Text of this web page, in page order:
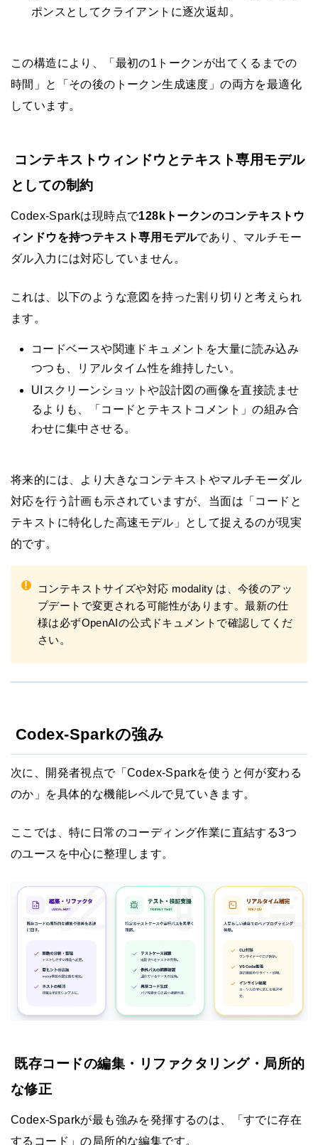
ポンスとしてクライアントに逐次返却。
この構造により、「最初の1トークンが出てくるまでの
時間」と「その後のトークン生成速度」の両方を最適化
しています。
コンテキストウィンドウとテキスト専用モデル
としての制約
Codex-Sparkは現時点で128kトークンのコンテキストウ
ィンドウを持つテキスト専用モデルであり、マルチモー
ダル入力には対応していません。
これは、以下のような意図を持った割り切りと考えられ
ます。
コードベースや関連ドキュメントを大量に読み込み
つつも、リアルタイム性を維持したい。
UIスクリーンショットや設計図の画像を直接読ませ
るよりも、「コードとテキストコメント」の組み合
わせに集中させる。
将来的には、より大きなコンテキストやマルチモーダル
対応を行う計画も示されていますが、当面は「コードと
テキストに特化した高速モデル」として捉えるのが現実
的です。
!
コンテキストサイズや対応 modality は、今後のアッ
プデートで変更される可能性があります。最新の仕
様は必ずOpenAIの公式ドキュメントで確認してくだ
さい。
Codex-Sparkの強み
次に、開発者視点で「Codex-Sparkを使うと何が変わる
のか」を具体的な機能レベルで見ていきます。
ここでは、特に日常のコーディング作業に直結する3つ
のユースを中心に整理します。
既存コードの編集・リファクタリング・局所的
な修正
Codex-Sparkが最も強みを発揮するのは、「すでに存在
するコード」の局所的な編集です。